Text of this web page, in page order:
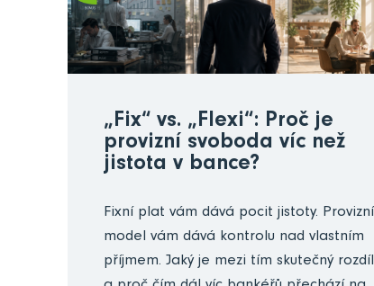
„Fix“ vs. „Flexi“: Proč je
provizní svoboda víc než
jistota v bance?
Fixní plat vám dává pocit jistoty. Provizní
model vám dává kontrolu nad vlastním
příjmem. Jaký je mezi tím skutečný rozdíl